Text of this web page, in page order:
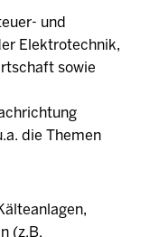
und
Elektrotechnik,
sowie
die Themen
(z.B.